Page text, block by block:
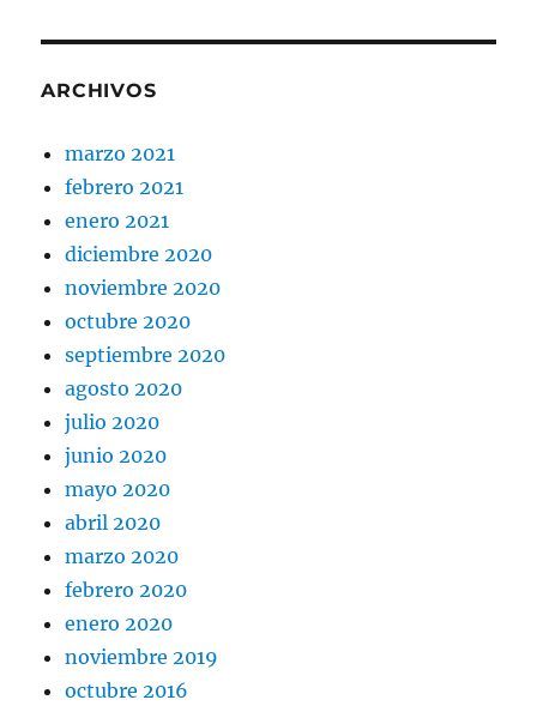
ARCHIVOS
marzo 2021
febrero 2021
enero 2021
diciembre 2020
noviembre 2020
octubre 2020
septiembre 2020
agosto 2020
julio 2020
junio 2020
mayo 2020
abril 2020
marzo 2020
febrero 2020
enero 2020
noviembre 2019
octubre 2016